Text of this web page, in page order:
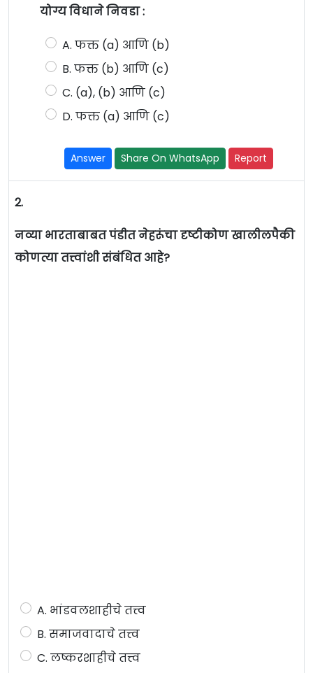
योग्य विधाने निवडा :
A. फक्त (a) आणि (b)
B. फक्त (b) आणि (c)
C. (a), (b) आणि (c)
D. फक्त (a) आणि (c)
Answer Share On WhatsApp Report
2.
नव्या भारताबाबत पंडीत नेहरूंचा दृष्टीकोण खालीलपैकी
कोणत्या तत्त्वांशी संबंधित आहे?
A. भांडवलशाहीचे तत्त्व
B. समाजवादाचे तत्त्व
C. लष्करशाहीचे तत्त्व